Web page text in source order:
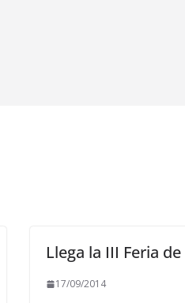
Llega la III Feria
17/09/2014